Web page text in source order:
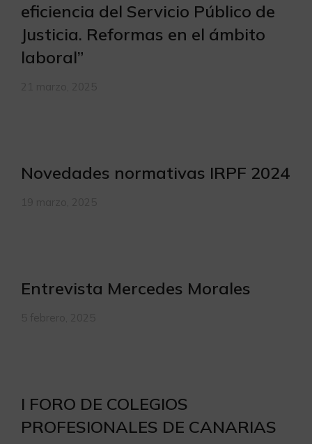
eficiencia del Servicio Público de
Justicia. Reformas en el ámbito
laboral”
Novedades normativas IRPF 2024
Entrevista Mercedes Morales
I FORO DE COLEGIOS
PROFESIONALES DE CANARIAS